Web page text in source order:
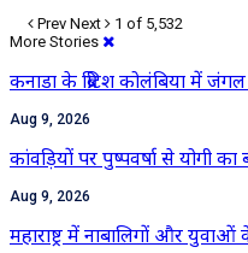
Prev Next
1 of 5,532
More Stories
कनाडा के ब्रिटिश कोलंबिया में
Aug 9, 2026
कांवड़ियों पर पुष्पवर्षा से योगी
Aug 9, 2026
महाराष्ट्र में नाबालिगों और